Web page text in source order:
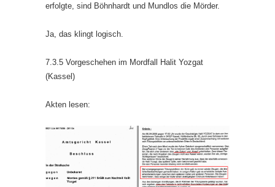
erfolgte, sind Böhnhardt und Mundlos die Mörder.
Ja, das klingt logisch.
7.3.5 Vorgeschehen im Mordfall Halit Yozgat
(Kassel)
Akten lesen: